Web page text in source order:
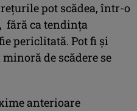
pot scădea, într-o
fără ca tendinţa
periclitată. Pot fi şi
de scădere se
anterioare